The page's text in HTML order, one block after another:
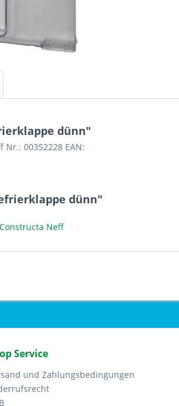
dünn"
Nr.: 00352228 EAN:
dünn"
Neff
Service
und Zahlungsbedingungen